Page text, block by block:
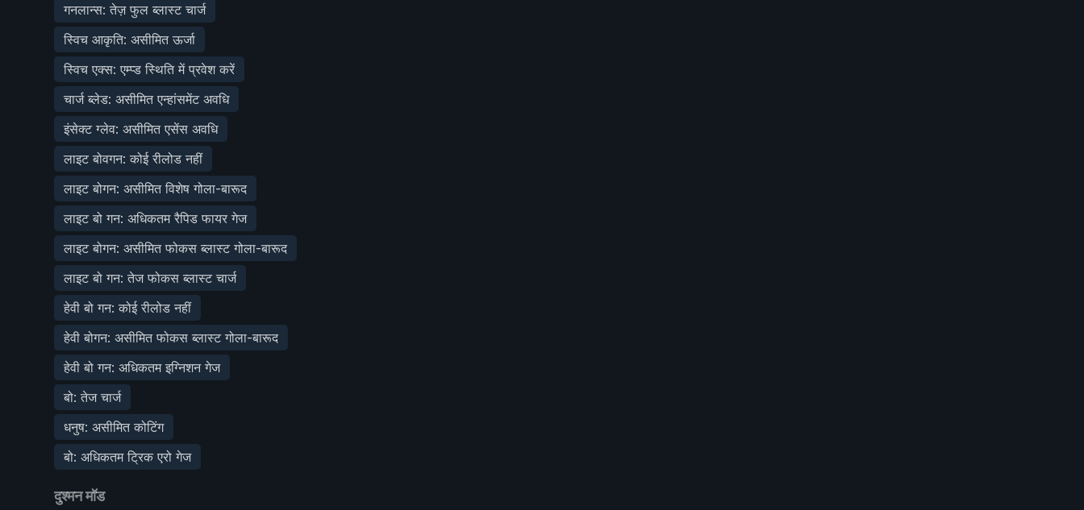
गनलान्स: तेज़ फुल ब्लास्ट चार्ज
स्विच आकृति: असीमित ऊर्जा
स्विच एक्स: एम्प्ड स्थिति में प्रवेश करें
चार्ज ब्लेड: असीमित एन्हांसमेंट अवधि
इंसेक्ट ग्लेव: असीमित एसेंस अवधि
लाइट बोवगन: कोई रीलोड नहीं
लाइट बोगन: असीमित विशेष गोला-बारूद
लाइट बो गन: अधिकतम रैपिड फायर गेज
लाइट बोगन: असीमित फोकस ब्लास्ट गोला-बारूद
लाइट बो गन: तेज फोकस ब्लास्ट चार्ज
हेवी बो गन: कोई रीलोड नहीं
हेवी बोगन: असीमित फोकस ब्लास्ट गोला-बारूद
हेवी बो गन: अधिकतम इग्निशन गेज
बो: तेज चार्ज
धनुष: असीमित कोटिंग
बो: अधिकतम ट्रिक एरो गेज
दुश्मन मॉड